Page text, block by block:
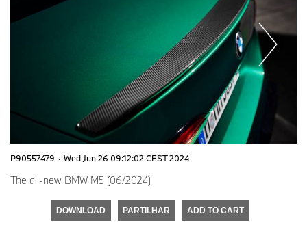
P90557479 · Wed Jun 26 09:12:02 CEST 2024
The all-new BMW M5 (06/2024)
DOWNLOAD PARTILHAR ADD TO CART